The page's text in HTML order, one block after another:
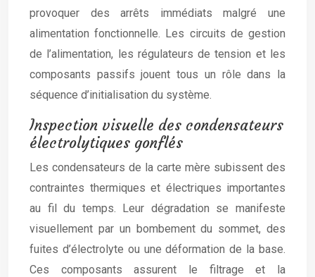
provoquer des arrêts immédiats malgré une
alimentation fonctionnelle. Les circuits de gestion
de l’alimentation, les régulateurs de tension et les
composants passifs jouent tous un rôle dans la
séquence d’initialisation du système.
Inspection visuelle des condensateurs
électrolytiques gonflés
Les condensateurs de la carte mère subissent des
contraintes thermiques et électriques importantes
au fil du temps. Leur dégradation se manifeste
visuellement par un bombement du sommet, des
fuites d’électrolyte ou une déformation de la base.
Ces composants assurent le filtrage et la